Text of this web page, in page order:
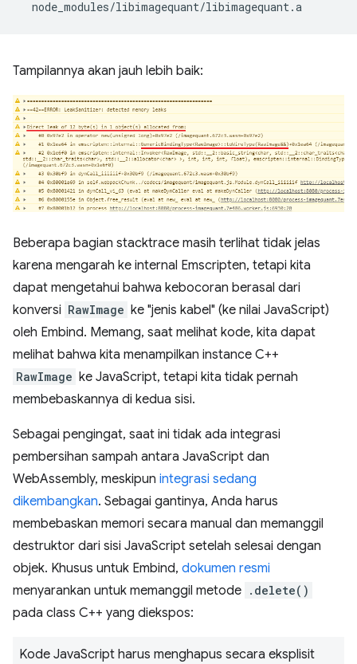
Tampilannya akan jauh lebih baik:
Beberapa bagian stacktrace masih terlihat tidak jelas
karena mengarah ke internal Emscripten, tetapi kita
dapat mengetahui bahwa kebocoran berasal dari
konversi RawImage ke "jenis kabel" (ke nilai JavaScript)
oleh Embind. Memang, saat melihat kode, kita dapat
melihat bahwa kita menampilkan instance C++
RawImage ke JavaScript, tetapi kita tidak pernah
membebaskannya di kedua sisi.
Sebagai pengingat, saat ini tidak ada integrasi
pembersihan sampah antara JavaScript dan
WebAssembly, meskipun integrasi sedang
dikembangkan. Sebagai gantinya, Anda harus
membebaskan memori secara manual dan memanggil
destruktor dari sisi JavaScript setelah selesai dengan
objek. Khusus untuk Embind, dokumen resmi
menyarankan untuk memanggil metode .delete()
pada class C++ yang diekspos:
Kode JavaScript harus menghapus secara eksplisit